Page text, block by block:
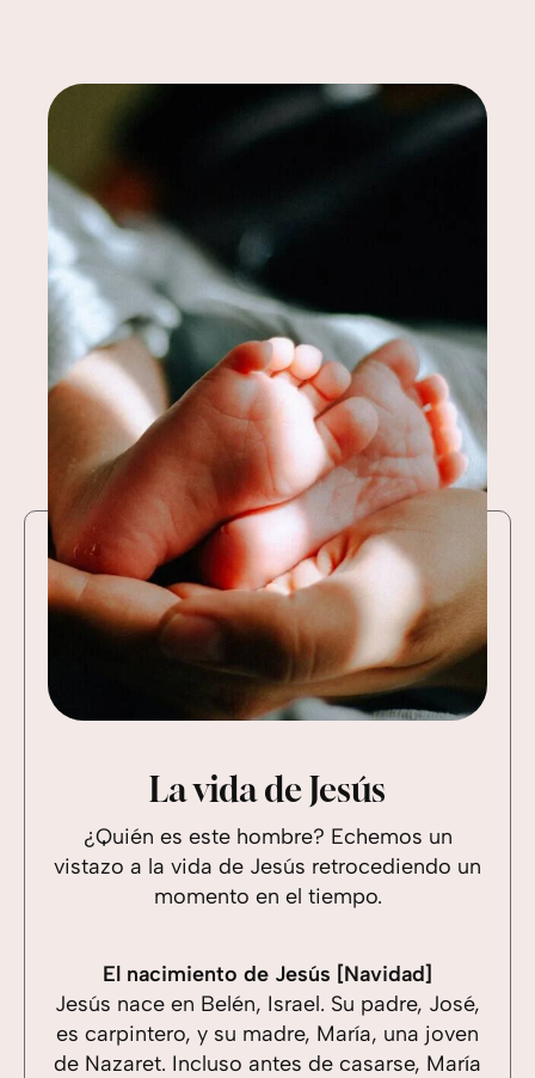
La vida de Jesús
¿Quién es este hombre? Echemos un
vistazo a la vida de Jesús retrocediendo un
momento en el tiempo.
El nacimiento de Jesús [Navidad]
Jesús nace en Belén, Israel. Su padre, José,
es carpintero, y su madre, María, una joven
de Nazaret. Incluso antes de casarse, María